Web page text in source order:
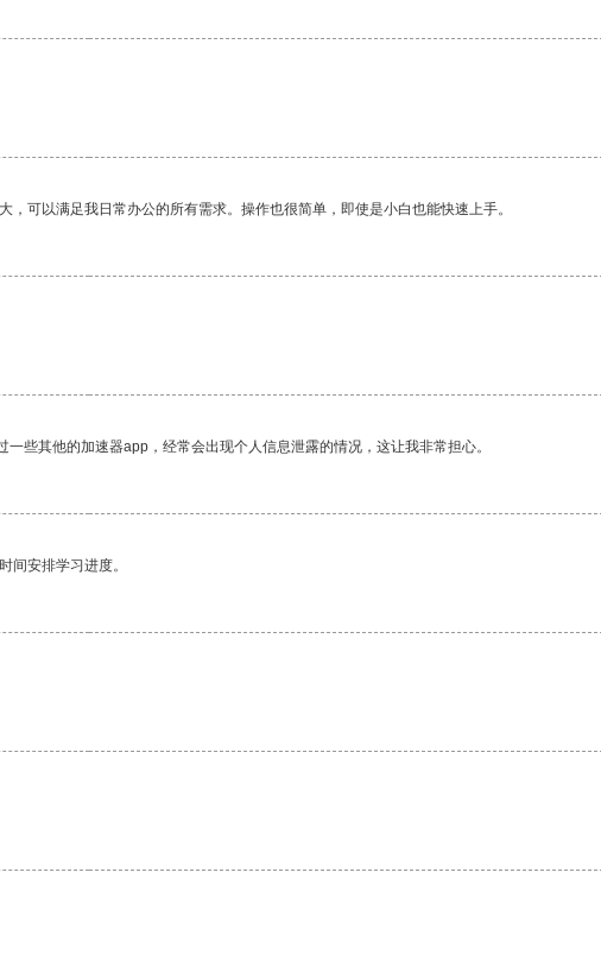
可以满足我日常办公的所有需求。操作也很简单，即使是小白也能快速上手。
些其他的加速器app，经常会出现个人信息泄露的情况，这让我非常担心。
间安排学习进度。